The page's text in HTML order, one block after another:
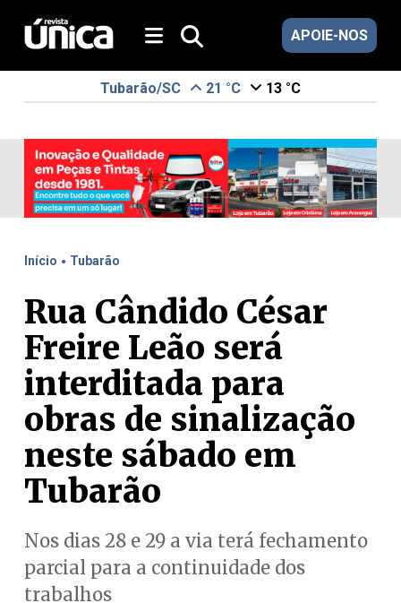
APOIE-NOS
Tubarão/SC 21 °C 13 °C
Início . Tubarão
Rua Cândido César
Freire Leão será
interditada para
obras de sinalização
neste sábado em
Tubarão
Nos dias 28 e 29 a via terá fechamento
parcial para a continuidade dos
trabalhos